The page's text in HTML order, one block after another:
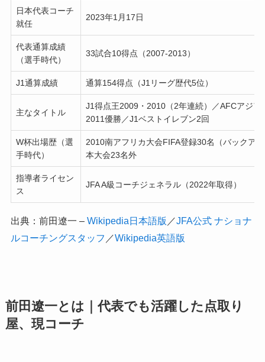
日本代表コーチ
就任
2023年1月17日
代表通算成績
（選手時代）
33試合10得点（2007-2013）
J1通算成績 通算154得点（J1リーグ歴代5位）
主なタイトル
J1得点王2009・2010（2年連続）／AFCアジア
2011優勝／J1ベストイレブン2回
W杯出場歴（選
手時代）
2010南アフリカ大会FIFA登録30名（バックア
本大会23名外
指導者ライセン
ス
JFA A級コーチジェネラル（2022年取得）
出典：前田遼一 – Wikipedia日本語版 ／JFA公式 ナショナ
ルコーチングスタッフ ／Wikipedia英語版
前田遼一とは｜代表でも活躍した点取り
屋、現コーチ